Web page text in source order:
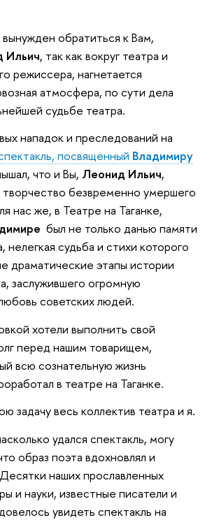
обратиться к Вам,
Ильич, так как вокруг театра и
режиссера, нагнетается
атмосфера, по сути дела
судьбе театра.
нападок и преследований на
посвященный Владимиру
что и Вы, Леонид Ильич,
безвременно умершего
нас же, в Театре на Таганке,
был не только данью памяти
нелегкая судьба и стихи которого
драматические этапы истории
заслужившего огромную
советских людей.
хотели выполнить свой
перед нашим товарищем,
всю сознательную жизнь
в театре на Таганке.
задачу весь коллектив театра и я.
удался спектакль, могу
образ поэта вдохновлял и
наших прославленных
и науки, известные писатели и
увидеть спектакль на